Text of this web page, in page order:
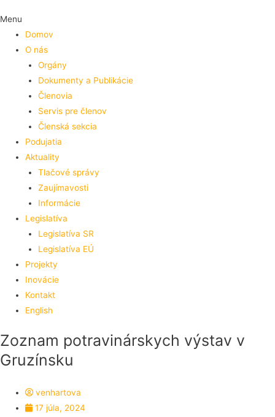
Menu
Domov
O nás
Orgány
Dokumenty a Publikácie
Členovia
Servis pre členov
Členská sekcia
Podujatia
Aktuality
Tlačové správy
Zaujímavosti
Informácie
Legislatíva
Legislatíva SR
Legislatíva EÚ
Projekty
Inovácie
Kontakt
English
Zoznam potravinárskych výstav v
Gruzínsku
venhartova
17 júla, 2024